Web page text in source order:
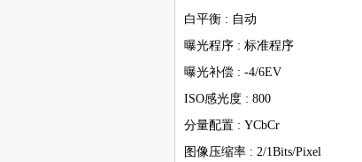
白平衡 : 自动
曝光程序 : 标准程序
曝光补偿 : -4/6EV
ISO感光度 : 800
分量配置 : YCbCr
图像压缩率 : 2/1Bits/Pixel